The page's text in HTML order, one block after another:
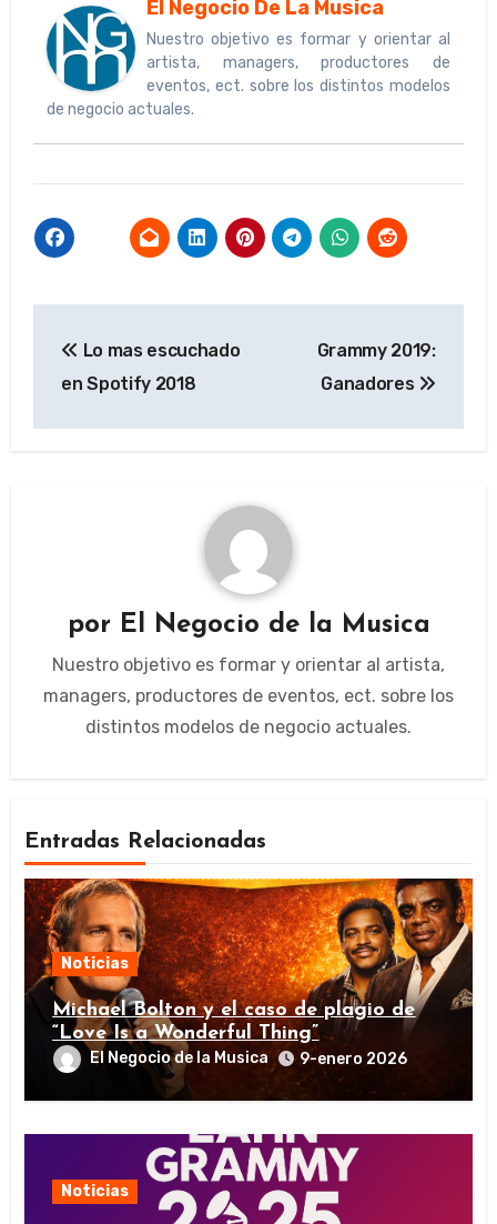
El Negocio De La Musica
Nuestro objetivo es formar y orientar al
artista, managers, productores de
eventos, ect. sobre los distintos modelos
de negocio actuales.
de
Lo mas escuchado
en Spotify 2018
Grammy 2019:
Ganadores
por El Negocio de la Musica
Nuestro objetivo es formar y orientar al artista,
managers, productores de eventos, ect. sobre los
distintos modelos de negocio actuales.
Entradas Relacionadas
Noticias
Michael Bolton y el caso de plagio de
“Love Is a Wonderful Thing”
El Negocio de la Musica 9-enero 2026
Noticias